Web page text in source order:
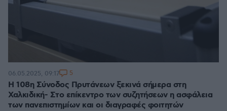
Η 108η Σύνοδος Πρυτάνεων ξεκινά σήμερα στη
Χαλκιδική- Στο επίκεντρο των συζητήσεων η ασφάλεια
των πανεπιστημίων και οι διαγραφές φοιτητών
06.05.2025, 09:17 5